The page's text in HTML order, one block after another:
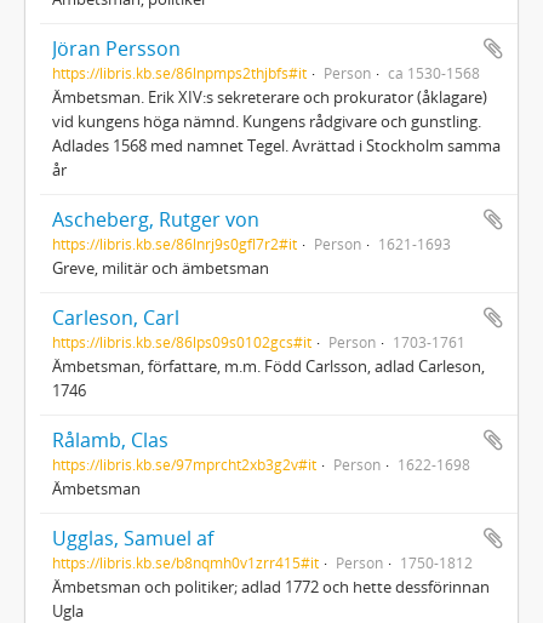
Jöran Persson
https://libris.kb.se/86lnpmps2thjbfs#it Person ca 1530-1568
Ämbetsman. Erik XIV:s sekreterare och prokurator (åklagare)
vid kungens höga nämnd. Kungens rådgivare och gunstling.
Adlades 1568 med namnet Tegel. Avrättad i Stockholm samma
år
Ascheberg, Rutger von
https://libris.kb.se/86lnrj9s0gfl7r2#it Person 1621-1693
Greve, militär och ämbetsman
Carleson, Carl
https://libris.kb.se/86lps09s0102gcs#it Person 1703-1761
Ämbetsman, författare, m.m. Född Carlsson, adlad Carleson,
1746
Rålamb, Clas
https://libris.kb.se/97mprcht2xb3g2v#it Person 1622-1698
Ämbetsman
Ugglas, Samuel af
https://libris.kb.se/b8nqmh0v1zrr415#it Person 1750-1812
Ämbetsman och politiker; adlad 1772 och hette dessförinnan
Ugla